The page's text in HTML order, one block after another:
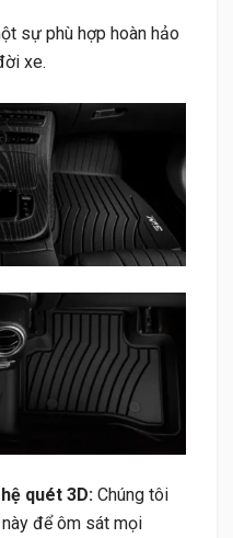
sự phù hợp hoàn hảo
xe.
quét 3D: Chúng tôi
để ôm sát mọi